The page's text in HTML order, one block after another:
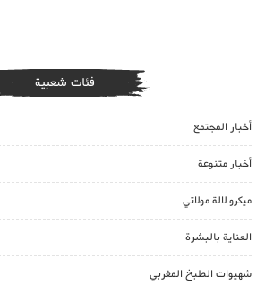
فئات شعبية
أخبار المجتمع
أخبار متنوعة
ميكرو لالة مولاتي
العناية بالبشرة
شهيوات الطبخ المغربي